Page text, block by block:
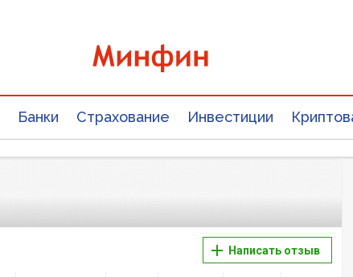
Банки Страхование Инвестиции
Написать отзыв